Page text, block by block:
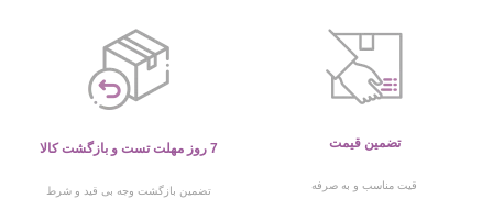
تضمین قیمت
قیت مناسب و به صرفه
7 روز مهلت تست و بازگشت کالا
تضمین بازگشت وجه بی قید و شرط